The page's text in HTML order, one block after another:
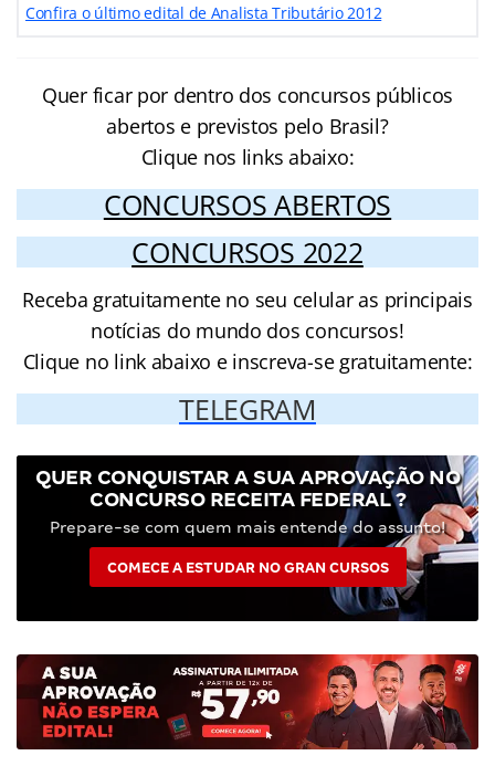
Confira o último edital de Analista Tributário 2012
Quer ficar por dentro dos concursos públicos
abertos e previstos pelo Brasil?
Clique nos links abaixo:
CONCURSOS ABERTOS
CONCURSOS 2022
Receba gratuitamente no seu celular as principais
notícias do mundo dos concursos!
Clique no link abaixo e inscreva-se gratuitamente:
TELEGRAM
QUER CONQUISTAR A SUA APROVAÇÃO NO
CONCURSO RECEITA FEDERAL ?
Prepare-se com quem mais entende do assunto!
COMECE A ESTUDAR NO GRAN CURSOS